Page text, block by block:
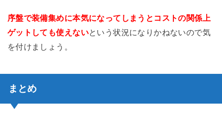
序盤で装備集めに本気になってしまうとコストの関係上
ゲットしても使えないという状況になりかねないので気
を付けましょう。
まとめ